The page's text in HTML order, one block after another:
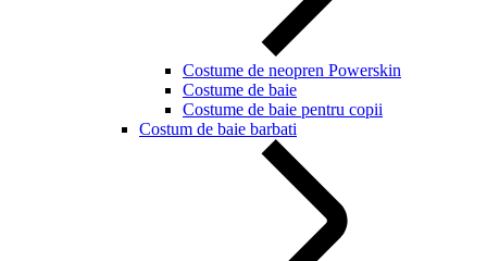
Costume de neopren Powerskin
Costume de baie
Costume de baie pentru copii
Costum de baie barbati